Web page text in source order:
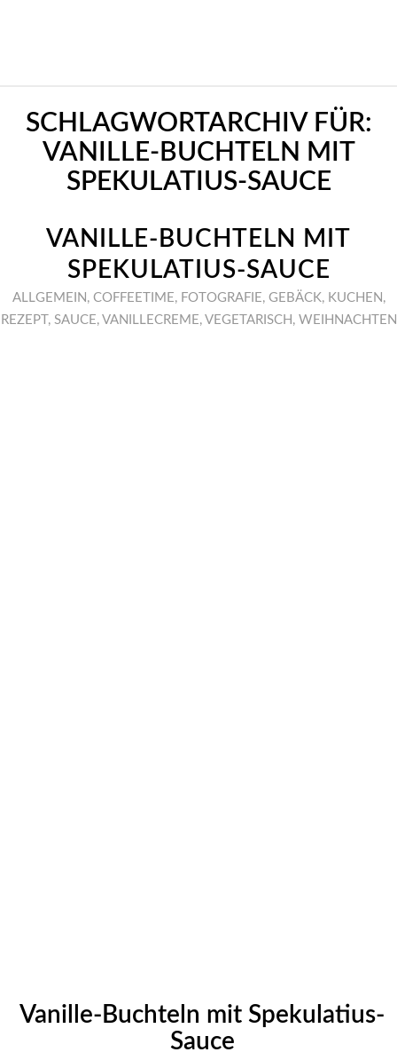
SCHLAGWORTARCHIV FÜR:
VANILLE-BUCHTELN MIT
SPEKULATIUS-SAUCE
VANILLE-BUCHTELN MIT
SPEKULATIUS-SAUCE
ALLGEMEIN , COFFEETIME, FOTOGRAFIE, GEBÄCK, KUCHEN ,
REZEPT , SAUCE, VANILLECREME, VEGETARISCH , WEIHNACHTEN
Vanille-Buchteln mit Spekulatius-
Sauce